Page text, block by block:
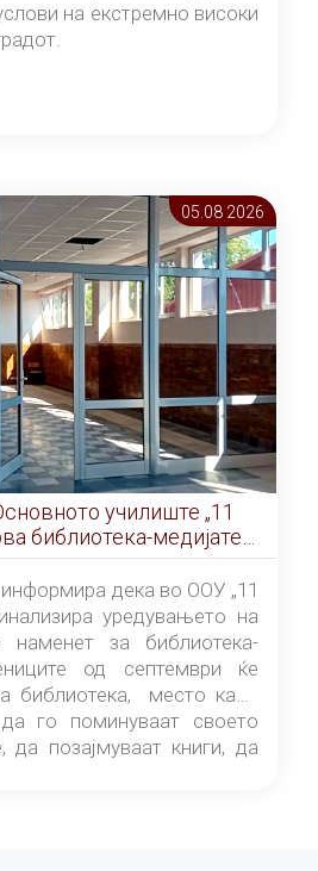
на екстремно високи
05.08 2026
училиште „11
библиотека-медијатека
дека во ООУ „11
уредувањето на
наменет за библиотека-
од септември ќе
библиотека, место каде
го поминуваат своето
да позајмуваат книги, да